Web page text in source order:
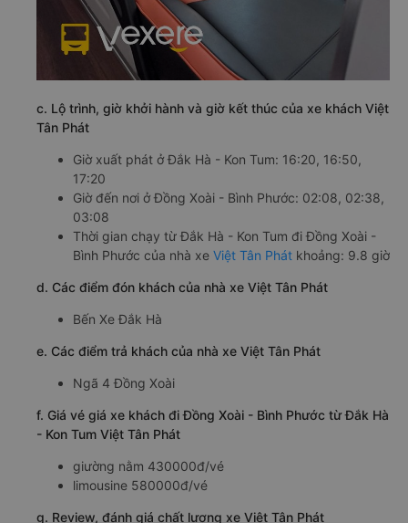
c. Lộ trình, giờ khởi hành và giờ kết thúc của xe khách Việt
Tân Phát
Giờ xuất phát ở Đắk Hà - Kon Tum: 16:20, 16:50,
17:20
Giờ đến nơi ở Đồng Xoài - Bình Phước: 02:08, 02:38,
03:08
Thời gian chạy từ Đắk Hà - Kon Tum đi Đồng Xoài -
Bình Phước của nhà xe Việt Tân Phát khoảng: 9.8 giờ
d. Các điểm đón khách của nhà xe Việt Tân Phát
Bến Xe Đắk Hà
e. Các điểm trả khách của nhà xe Việt Tân Phát
Ngã 4 Đồng Xoài
f. Giá vé giá xe khách đi Đồng Xoài - Bình Phước từ Đắk Hà
- Kon Tum Việt Tân Phát
giường nằm 430000đ/vé
limousine 580000đ/vé
g. Review, đánh giá chất lượng xe Việt Tân Phát